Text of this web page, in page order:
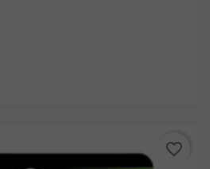
favorite_border